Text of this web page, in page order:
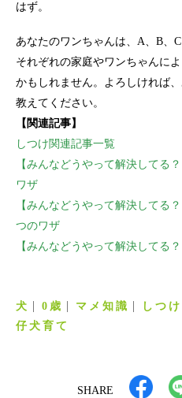
はず。
あなたのワンちゃんは、A、B、
それぞれの家庭やワンちゃんに
かもしれません。よろしければ
教えてください。
【関連記事】
しつけ関連記事一覧
【みんなどうやって解決してる
ワザ
【みんなどうやって解決してる
つのワザ
【みんなどうやって解決してる
犬 0歳 マメ知識 しつけ
仔犬育て
SHARE